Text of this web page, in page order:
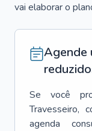
vai elaborar o
Agende
Se você
Travesseiro,
agenda